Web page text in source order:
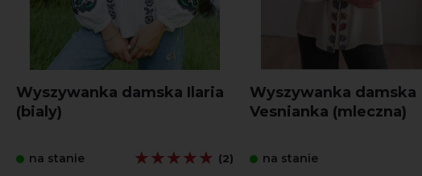
Wyszywanka damska Ilaria
(bialy)
na stanie ★★★★★
★★★★★ (2)
Wyszywanka damska
Vesnianka (mleczna)
na stanie